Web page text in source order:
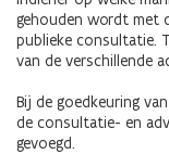
gehouden wordt met
publieke consultatie.
van de verschillende
Bij de goedkeuring
de consultatie- en
gevoegd.